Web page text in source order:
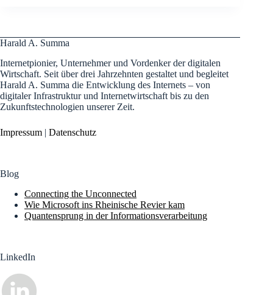
Harald A. Summa
Internetpionier, Unternehmer und Vordenker der digitalen
Wirtschaft. Seit über drei Jahrzehnten gestaltet und begleitet
Harald A. Summa die Entwicklung des Internets – von
digitaler Infrastruktur und Internetwirtschaft bis zu den
Zukunftstechnologien unserer Zeit.
Impressum | Datenschutz
Blog
Connecting the Unconnected
Wie Microsoft ins Rheinische Revier kam
Quantensprung in der Informationsverarbeitung
LinkedIn